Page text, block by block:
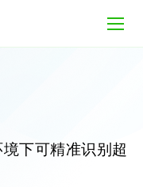
下可精准识别超